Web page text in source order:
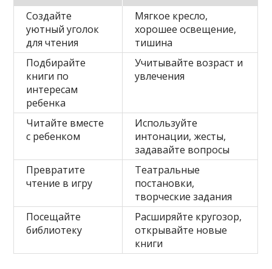
Создайте
уютный уголок
для чтения
Мягкое кресло,
хорошее освещение,
тишина
Подбирайте
книги по
интересам
ребенка
Учитывайте возраст и
увлечения
Читайте вместе
с ребенком
Используйте
интонации, жесты,
задавайте вопросы
Превратите
чтение в игру
Театральные
постановки,
творческие задания
Посещайте
библиотеку
Расширяйте кругозор,
открывайте новые
книги